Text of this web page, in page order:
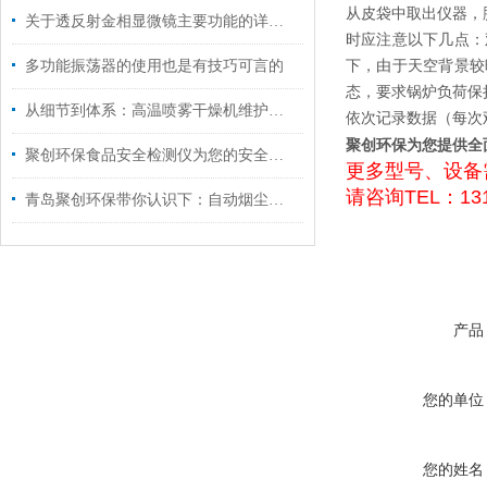
关于透反射金相显微镜主要功能的详细分析
多功能振荡器的使用也是有技巧可言的
从细节到体系：高温喷雾干燥机维护保养，这样做让设备多扛几年
聚创环保食品安全检测仪为您的安全把关
青岛聚创环保带你认识下：自动烟尘烟气测试仪
从皮袋中取出仪器
时应注意以下几点
下，由于天空背景
态，要求锅炉负荷
依次记录数据（每
聚创环保为您提供
更多型号、设
请咨询TEL：
产品
您的单位
您的姓名